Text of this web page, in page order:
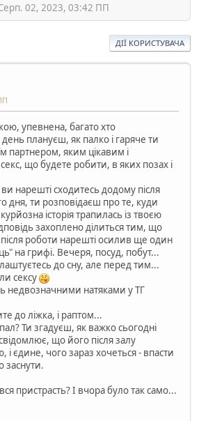
02, 2023, 03:42 ПП
ДІЇ КОРИСТУВАЧА
упевнена, багато хто
плануєш, як палко і гаряче ти
партнером, яким цікавим і
що будете робити, в яких позах і
нарешті сходитесь додому після
дня, ти розповідаєш про те, куди
історія трапилась із твоєю
захоплено ділиться тим, що
після роботи нарешті осилив ще один
на грифі. Вечеря, посуд, побут...
до сну, але перед тим...
сексу
недвозначними натяками у ТГ
до ліжка, і раптом...
Ти згадуєш, як важко сьогодні
що його після залу
і єдине, чого зараз хочеться - впасти
заснути.
пристрасть? І вчора було так само...